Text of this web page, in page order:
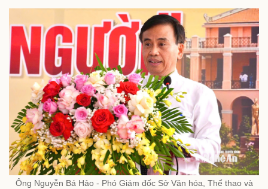
Ông Nguyễn Bá Hảo - Phó Giám đốc Sở Văn hóa, Thể thao và